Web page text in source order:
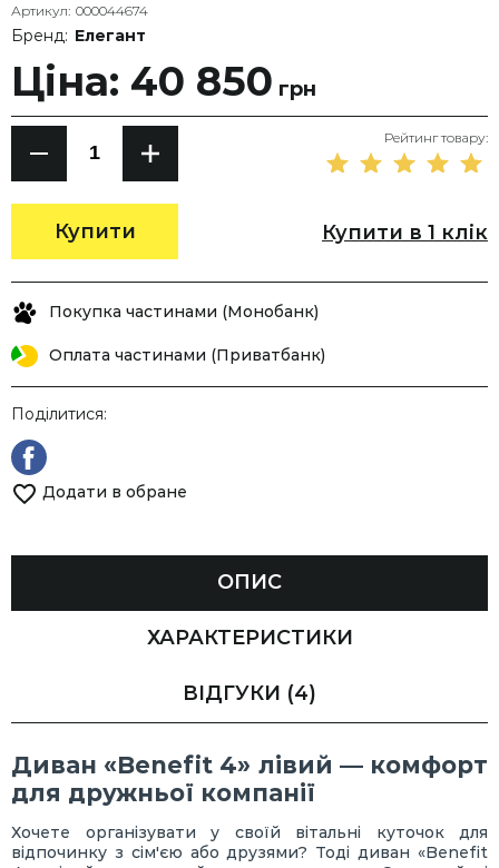
Артикул: 000044674
Бренд: Елегант
Ціна: 40 850 грн
Купити
Рейтинг товару:
Купити в 1 клік
Покупка частинами (Монобанк)
Оплата частинами (Приватбанк)
Поділитися:
Додати в обране
ОПИС
ХАРАКТЕРИСТИКИ
ВІДГУКИ (4)
Диван «Benefit 4» лівий — комфорт
для дружньої компанії
Хочете організувати у своїй вітальні куточок для
відпочинку з сім'єю або друзями? Тоді диван «Benefit